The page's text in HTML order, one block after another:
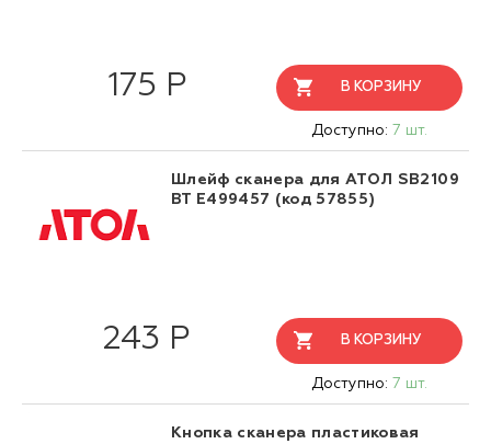
175 Р В КОРЗИНУ
Доступно: 7 шт.
Шлейф сканера для АТОЛ SB2109
BT E499457 (код 57855)
243 Р В КОРЗИНУ
Доступно: 7 шт.
Кнопка сканера пластиковая